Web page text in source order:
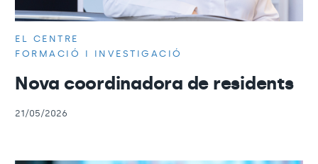
EL CENTRE
FORMACIÓ I INVESTIGACIÓ
Nova coordinadora de residents
21/05/2026